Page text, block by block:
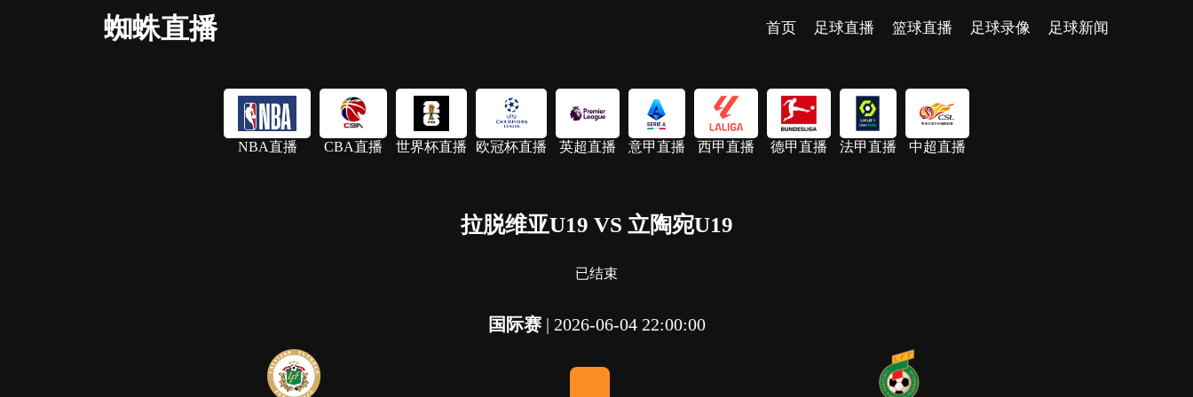
蜘蛛直播 首页 足球直播 篮球直播 足球录像 足球新闻
NBA直播 CBA直播 世界杯直播 欧冠杯直播 英超直播 意甲直播 西甲直播 德甲直播 法甲直播 中超直播
拉脱维亚U19 VS 立陶宛U19
已结束
国际赛| 2026-06-04 22:00:00